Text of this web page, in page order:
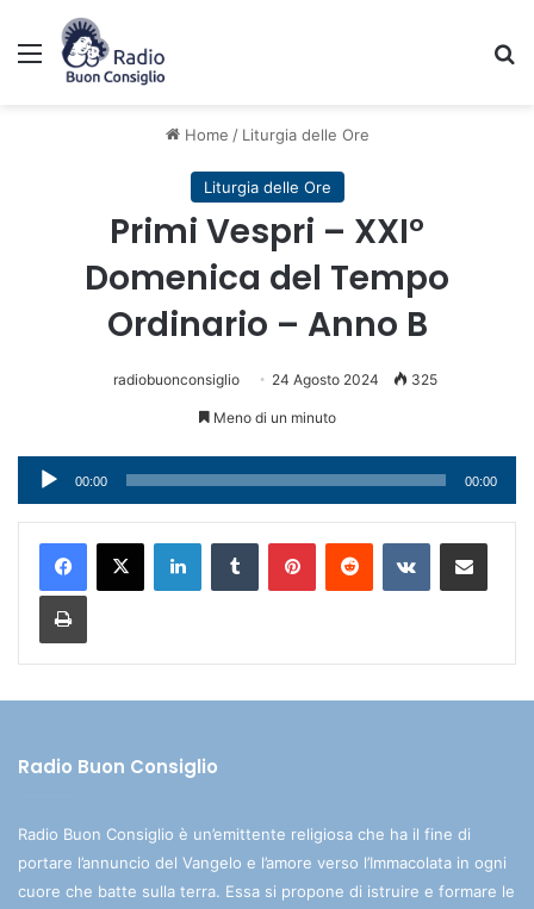
Menu
Home / Liturgia delle Ore
Liturgia delle Ore
Primi Vespri – XXI°
Domenica del Tempo
Ordinario – Anno B
radiobuonconsiglio 24 Agosto 2024 325
Meno di un minuto
Audio
Player
00:00 00:00
Radio Buon Consiglio
Radio Buon Consiglio è un’emittente religiosa che ha il fine di
portare l’annuncio del Vangelo e l’amore verso l’Immacolata in ogni
cuore che batte sulla terra. Essa si propone di istruire e formare le